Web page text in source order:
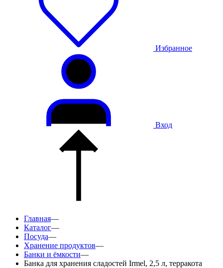
Избранное
Вход
Главная—
Каталог—
Посуда—
Хранение продуктов—
Банки и ёмкости—
Банка для хранения сладостей Irmel, 2,5 л, терракота